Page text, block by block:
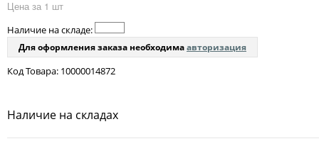
Цена за 1 шт
Наличие на складе:
Для оформления заказа необходимаавторизация
Код Товара: 10000014872
Наличие на складах